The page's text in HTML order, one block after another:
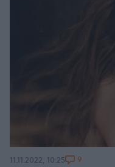
11.11.2022, 10:25 9